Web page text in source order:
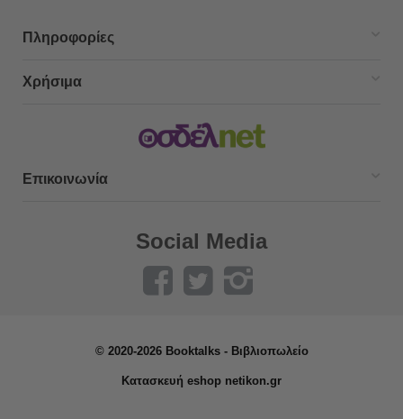
Πληροφορίες
Χρήσιμα
Επικοινωνία
Social Media
© 2020-2026 Booktalks - Βιβλιοπωλείο
Κατασκευή eshop netikon.gr